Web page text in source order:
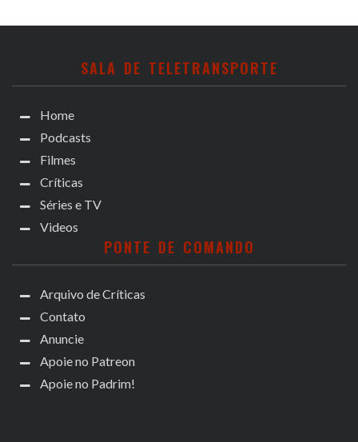
SALA DE TELETRANSPORTE
Home
Podcasts
Filmes
Críticas
Séries e TV
Videos
PONTE DE COMANDO
Arquivo de Críticas
Contato
Anuncie
Apoie no Patreon
Apoie no Padrim!